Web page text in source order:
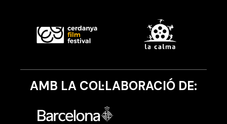
AMB LA COL·LABORACIÓ DE: